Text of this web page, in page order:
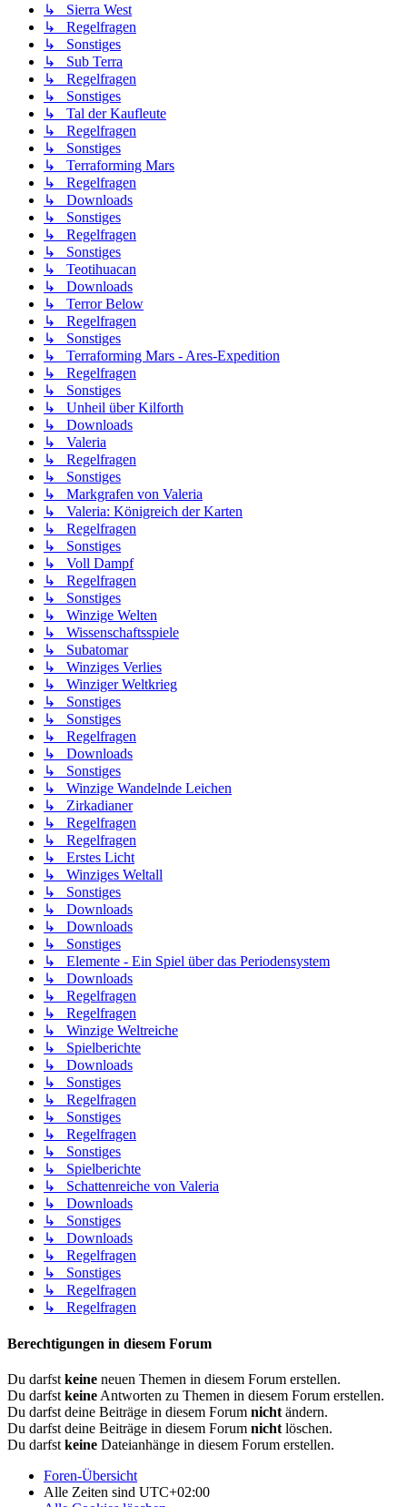
↳ Sierra West
↳ Regelfragen
↳ Sonstiges
↳ Sub Terra
↳ Regelfragen
↳ Sonstiges
↳ Tal der Kaufleute
↳ Regelfragen
↳ Sonstiges
↳ Terraforming Mars
↳ Regelfragen
↳ Downloads
↳ Sonstiges
↳ Regelfragen
↳ Sonstiges
↳ Teotihuacan
↳ Downloads
↳ Terror Below
↳ Regelfragen
↳ Sonstiges
↳ Terraforming Mars - Ares-Expedition
↳ Regelfragen
↳ Sonstiges
↳ Unheil über Kilforth
↳ Downloads
↳ Valeria
↳ Regelfragen
↳ Sonstiges
↳ Markgrafen von Valeria
↳ Valeria: Königreich der Karten
↳ Regelfragen
↳ Sonstiges
↳ Voll Dampf
↳ Regelfragen
↳ Sonstiges
↳ Winzige Welten
↳ Wissenschaftsspiele
↳ Subatomar
↳ Winziges Verlies
↳ Winziger Weltkrieg
↳ Sonstiges
↳ Sonstiges
↳ Regelfragen
↳ Downloads
↳ Sonstiges
↳ Winzige Wandelnde Leichen
↳ Zirkadianer
↳ Regelfragen
↳ Regelfragen
↳ Erstes Licht
↳ Winziges Weltall
↳ Sonstiges
↳ Downloads
↳ Downloads
↳ Sonstiges
↳ Elemente - Ein Spiel über das Periodensystem
↳ Downloads
↳ Regelfragen
↳ Regelfragen
↳ Winzige Weltreiche
↳ Spielberichte
↳ Downloads
↳ Sonstiges
↳ Regelfragen
↳ Sonstiges
↳ Regelfragen
↳ Sonstiges
↳ Spielberichte
↳ Schattenreiche von Valeria
↳ Downloads
↳ Sonstiges
↳ Downloads
↳ Regelfragen
↳ Sonstiges
↳ Regelfragen
↳ Regelfragen
Berechtigungen in diesem Forum
Du darfst keine neuen Themen in diesem Forum erstellen.
Du darfst keine Antworten zu Themen in diesem Forum erstellen.
Du darfst deine Beiträge in diesem Forum nicht ändern.
Du darfst deine Beiträge in diesem Forum nicht löschen.
Du darfst keine Dateianhänge in diesem Forum erstellen.
Foren-Übersicht
Alle Zeiten sind UTC+02:00